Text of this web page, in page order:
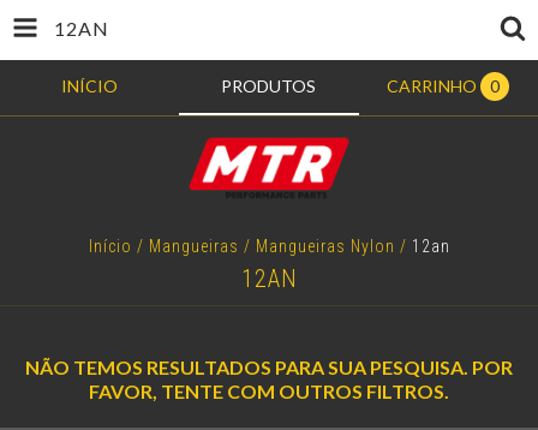
12AN
INÍCIO PRODUTOS CARRINHO 0
Início / Mangueiras / Mangueiras Nylon / 12an
12AN
NÃO TEMOS RESULTADOS PARA SUA PESQUISA. POR
FAVOR, TENTE COM OUTROS FILTROS.